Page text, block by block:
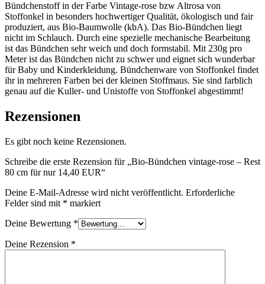
Bündchenstoff in der Farbe Vintage-rose bzw Altrosa von
Stoffonkel in besonders hochwertiger Qualität, ökologisch und fair
produziert, aus Bio-Baumwolle (kbA). Das Bio-Bündchen liegt
nicht im Schlauch. Durch eine spezielle mechanische Bearbeitung
ist das Bündchen sehr weich und doch formstabil. Mit 230g pro
Meter ist das Bündchen nicht zu schwer und eignet sich wunderbar
für Baby und Kinderkleidung. Bündchenware von Stoffonkel findet
ihr in mehreren Farben bei der kleinen Stoffmaus. Sie sind farblich
genau auf die Kuller- und Unistoffe von Stoffonkel abgestimmt!
Rezensionen
Es gibt noch keine Rezensionen.
Schreibe die erste Rezension für „Bio-Bündchen vintage-rose – Rest
80 cm für nur 14,40 EUR“
Deine E-Mail-Adresse wird nicht veröffentlicht. Erforderliche
Felder sind mit * markiert
Deine Bewertung *
Deine Rezension *